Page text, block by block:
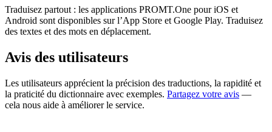
Traduisez partout : les applications PROMT.One pour iOS et
Android sont disponibles sur l’App Store et Google Play. Traduisez
des textes et des mots en déplacement.
Avis des utilisateurs
Les utilisateurs apprécient la précision des traductions, la rapidité et
la praticité du dictionnaire avec exemples. Partagez votre avis —
cela nous aide à améliorer le service.